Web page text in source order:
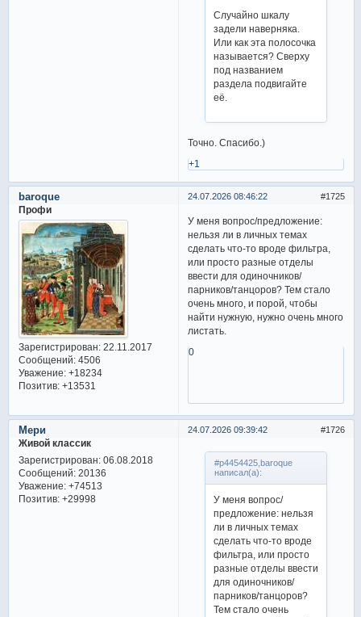
Случайно шкалу
задели наверняка.
Или как эта полосочка
называется? Сверху
под названием
раздела подвигайте
её.
Точно. Спасибо.)
+1
1725
24.07.2026 08:46:22
baroque
Профи
Зарегистрирован: 22.11.2017
Сообщений:4506
Уважение: +18234
Позитив: +13531
У меня вопрос/предложение:
нельзя ли в личных темах
сделать что-то вроде фильтра,
или просто разные отделы
ввести для одиночников/
парников/танцоров? Тем стало
очень много, и порой, чтобы
найти нужную, нужно очень много
листать.
0
1726
24.07.2026 09:39:42
Мери
Живой классик
Зарегистрирован: 06.08.2018
Сообщений:20136
Уважение: +74513
Позитив: +29998
#p4454425,baroque
написал(а):
У меня вопрос/
предложение: нельзя
ли в личных темах
сделать что-то вроде
фильтра, или просто
разные отделы ввести
для одиночников/
парников/танцоров?
Тем стало очень